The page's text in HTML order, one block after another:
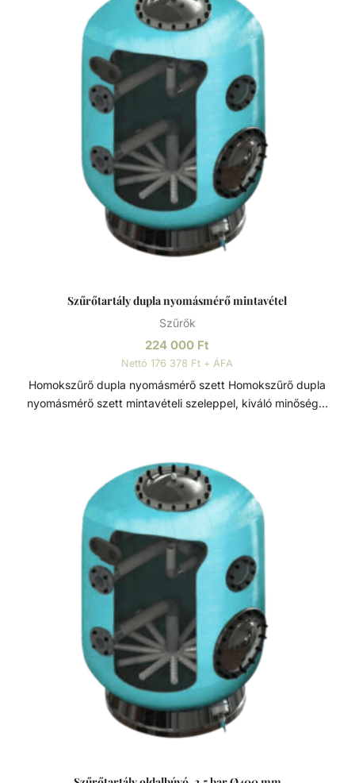
eloszlását a homokágy tetején; ami sima, szabadon áramló
teljesítményt biztosít. Precíziósan megtervezett öntisztító
oldalsó csatornák a kiegyensúlyozott áramlás és
visszamosás, valamint a könnyű szervizelhetőség
érdekében. Szűrőtartály A medence vizének tisztaságát
folyamatos vízforgatással és szűréssel tudjuk fenn tartani.
Az álló vízben, melyet süt a nap, könnyedén
elszaporodhatnak az algák és más szennyeződések,
melyek nem csak a látványt rontják, de a fürdőzők
egészségére is veszélyesek lehetnek. A szűrőtartály a
vízforgató készülék segítségével az egészen finom
szennyeződéseket is kiszűrhetik a vízből, amelyek így
fennakadnak a szűrőközegen.
Szűrőtartály dupla nyomásmérő mintavétel
Szűrők
224 000 Ft
Nettó 176 378 Ft + ÁFA
Homokszűrő dupla nyomásmérő szett Homokszűrő dupla
nyomásmérő szett mintavételi szeleppel, kiváló minőségű,
nap, könnyedén elszaporodhatnak az algák és más
szennyeződések, melyek nem csak a látványt rontják, de a
fürdőzők egészségére is veszélyesek lehetnek. A
szűrőtartály a vízforgató készülék segítségével az egészen
finom szennyeződéseket is kiszűrhetik a vízből, amelyek
így fennakadnak a szűrőközegen.